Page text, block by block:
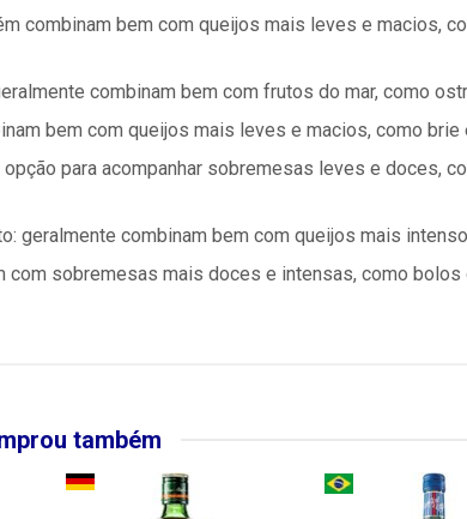
combinam bem com queijos mais leves e macios,
combinam bem com frutos do mar, como
bem com queijos mais leves e macios, como
opção para acompanhar sobremesas leves e doces,
geralmente combinam bem com queijos mais
com sobremesas mais doces e intensas, como
também